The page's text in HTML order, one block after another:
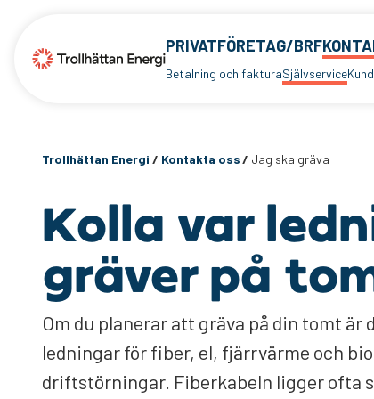
PRIVATFÖRETAG/BRF
Betalning och fakturaSjälvservice
Trollhättan Energi / Kontakta oss/ Jag ska gräva
Kolla var
gräver på
Om du planerar att gräva på din tomt
ledningar för fiber, el, fjärrvärme och
driftstörningar. Fiberkabeln ligger ofta